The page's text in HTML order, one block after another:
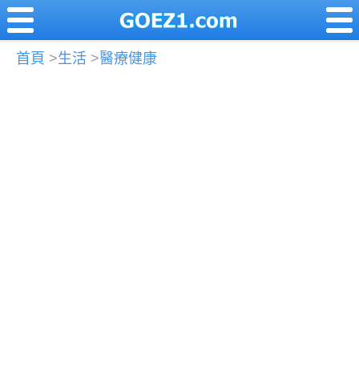
首頁 >生活 >醫療健康